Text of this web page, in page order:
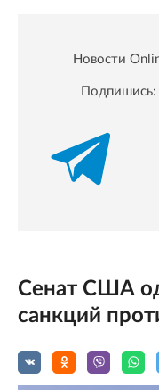
Новости
Подпишись:
Сенат США
санкций